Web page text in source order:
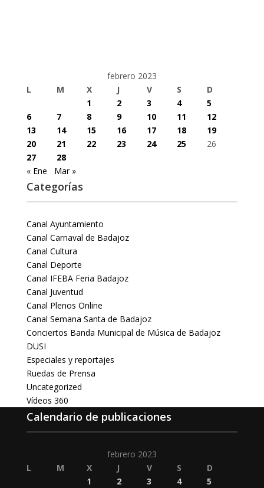
febrero 2023
L
M X J V S
D
1
2 3 4
5
6
7 8 9 10 11
12
13
14 15 16 17 18
19
20
21 22 23 24 25
26
27
28
« Ene
Mar »
Categorías
Canal Ayuntamiento
Canal Carnaval de Badajoz
Canal Cultura
Canal Deporte
Canal IFEBA Feria Badajoz
Canal Juventud
Canal Plenos Online
Canal Semana Santa de Badajoz
Conciertos Banda Municipal de Música de Badajoz
DUSI
Especiales y reportajes
Ruedas de Prensa
Uncategorized
Vídeos 360
Calendario de publicaciones
febrero 2023
L
M X J V S
D
1
2 3 4
5